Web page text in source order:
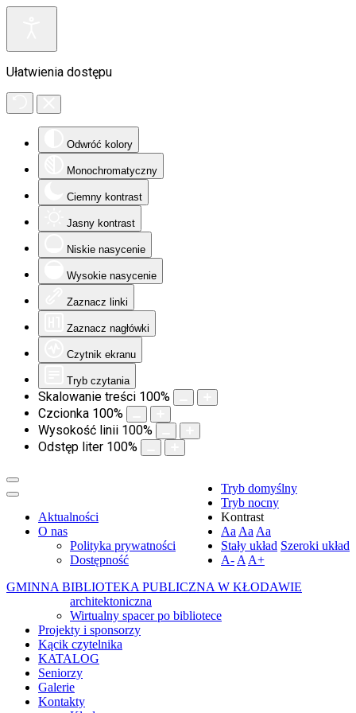
Ułatwienia dostępu
Odwróć kolory
Monochromatyczny
Ciemny kontrast
Jasny kontrast
Niskie nasycenie
Wysokie nasycenie
Zaznacz linki
Zaznacz nagłówki
Czytnik ekranu
Tryb czytania
Skalowanie treści 100%
Czcionka 100%
Wysokość linii 100%
Odstęp liter 100%
Tryb domyślny
Tryb nocny
Kontrast
Aa Aa Aa
Stały układ Szeroki układ
A- A A+
GMINNA BIBLIOTEKA PUBLICZNA W KŁODAWIE
Aktualności
O nas
Polityka prywatności
Dostępność
architektoniczna
Wirtualny spacer po bibliotece
Projekty i sponsorzy
Kącik czytelnika
KATALOG
Seniorzy
Galerie
Kontakty